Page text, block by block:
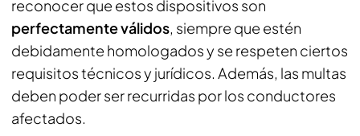
reconocer que estos dispositivos son
perfectamente válidos, siempre que estén
debidamente homologados y se respeten ciertos
requisitos técnicos y jurídicos. Además, las multas
deben poder ser recurridas por los conductores
afectados.